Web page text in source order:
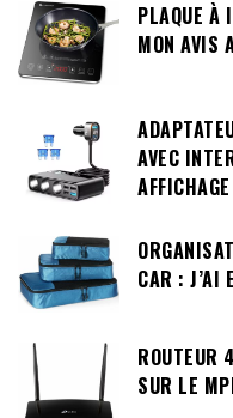
PLAQUE À
MON AVIS
AVEC
CAR : J’AI
ROUTEUR
SUR LE